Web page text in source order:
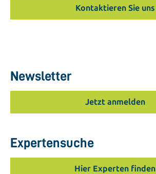
Kontaktieren Sie uns
Newsletter
Jetzt anmelden
Expertensuche
Hier Experten finden